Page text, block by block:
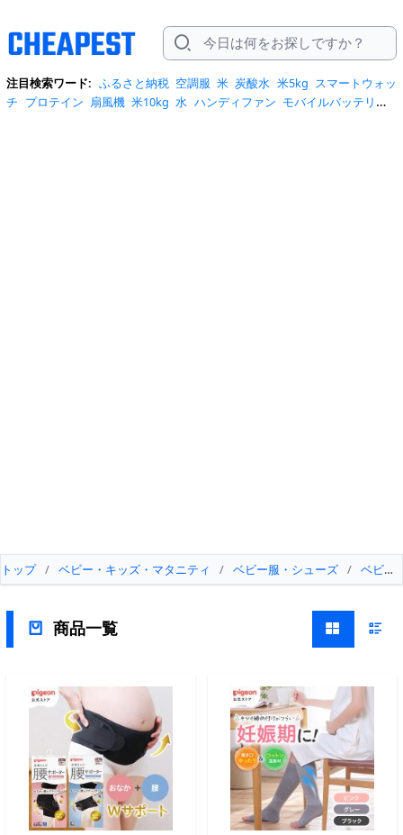
注目検索ワード: ふるさと納税 空調服 米 炭酸水 米5kg スマートウォッ
チ プロテイン 扇風機 米10kg 水 ハンディファン モバイルバッテリー
トップ / ベビー・キッズ・マタニティ / ベビー服・シューズ / ベビー
商品一覧